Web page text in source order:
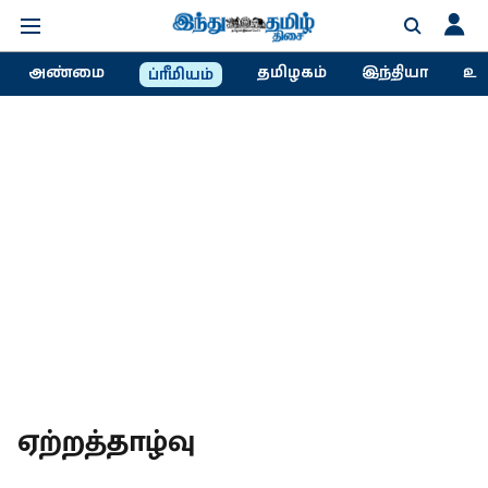
அண்மை ப்ரீமியம் தமிழகம் இந்தியா
ஏற்றத்தாழ்வு